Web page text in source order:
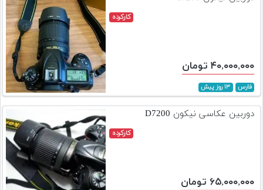
کارکرده
۴۰,۰۰۰,۰۰۰ تومان
فارس ۱۳ روز پیش
دوربین عکاسی نیکون D7200
کارکرده
۶۵,۰۰۰,۰۰۰ تومان